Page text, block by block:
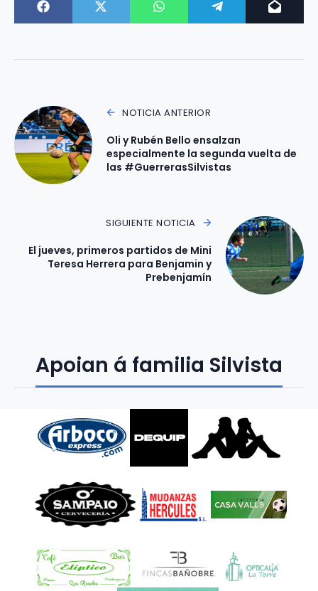
NOTICIA ANTERIOR
Oli y Rubén Bello ensalzan
especialmente la segunda vuelta de
las #GuerrerasSilvistas
SIGUIENTE NOTICIA
El jueves, primeros partidos de Mini
Teresa Herrera para Benjamin y
Prebenjamín
Apoian á familia Silvista